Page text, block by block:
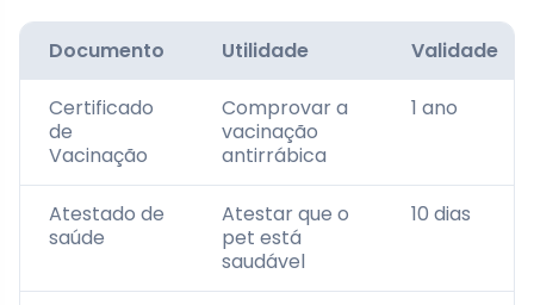
Documento Utilidade Validade
Certificado
de
Vacinação
Comprovar a
vacinação
antirrábica
1 ano
Atestado de
saúde
Atestar que o
pet está
saudável
10 dias